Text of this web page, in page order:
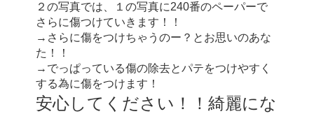
２の写真では、１の写真に240番のペーパーで
さらに傷つけていきます！！
→さらに傷をつけちゃうのー？とお思いのあな
た！！
→でっぱっている傷の除去とパテをつけやすく
する為に傷をつけます！
安心してください！！綺麗にな